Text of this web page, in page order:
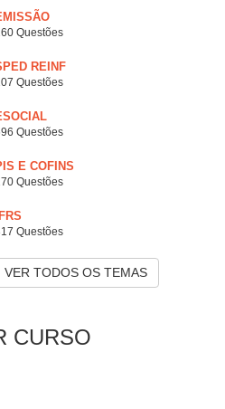
Questões
REINF
Questões
Questões
E COFINS
Questões
IFRS
Questões
VER TODOS OS TEMAS
CURSO